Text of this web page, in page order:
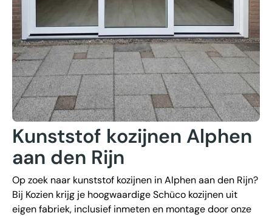
Kunststof kozijnen Alphen
aan den Rijn
Op zoek naar kunststof kozijnen in Alphen aan den Rijn?
Bij Kozien krijg je hoogwaardige Schüco kozijnen uit
eigen fabriek, inclusief inmeten en montage door onze